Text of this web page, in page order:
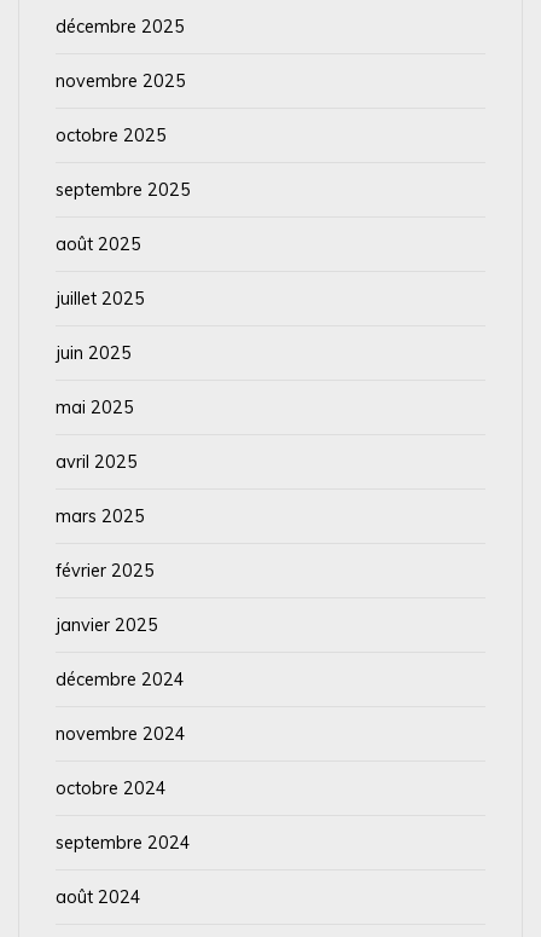
décembre 2025
novembre 2025
octobre 2025
septembre 2025
août 2025
juillet 2025
juin 2025
mai 2025
avril 2025
mars 2025
février 2025
janvier 2025
décembre 2024
novembre 2024
octobre 2024
septembre 2024
août 2024